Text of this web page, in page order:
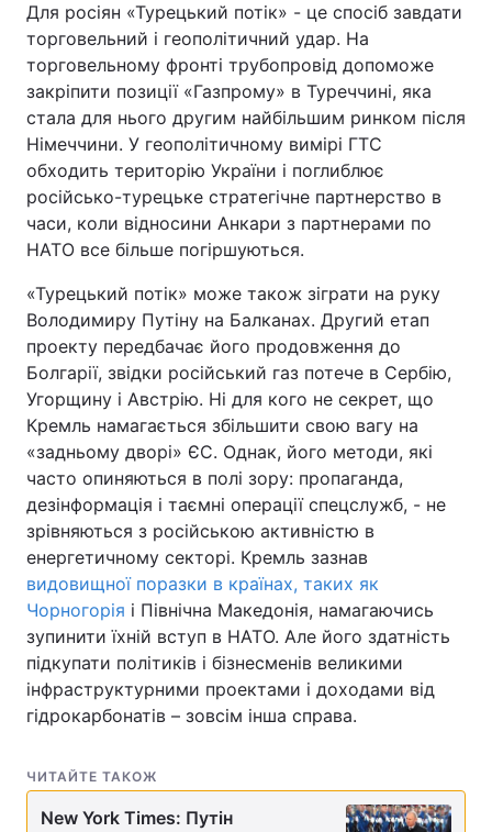
Для росіян «Турецький потік» - це спосіб завдати
торговельний і геополітичний удар. На
торговельному фронті трубопровід допоможе
закріпити позиції «Газпрому» в Туреччині, яка
стала для нього другим найбільшим ринком після
Німеччини. У геополітичному вимірі ГТС
обходить територію України і поглиблює
російсько-турецьке стратегічне партнерство в
часи, коли відносини Анкари з партнерами по
НАТО все більше погіршуються.
«Турецький потік» може також зіграти на руку
Володимиру Путіну на Балканах. Другий етап
проекту передбачає його продовження до
Болгарії, звідки російський газ потече в Сербію,
Угорщину і Австрію. Ні для кого не секрет, що
Кремль намагається збільшити свою вагу на
«задньому дворі» ЄС. Однак, його методи, які
часто опиняються в полі зору: пропаганда,
дезінформація і таємні операції спецслужб, - не
зрівняються з російською активністю в
енергетичному секторі. Кремль зазнав
видовищної поразки в країнах, таких як
Чорногорія і Північна Македонія, намагаючись
зупинити їхній вступ в НАТО. Але його здатність
підкупати політиків і бізнесменів великими
інфраструктурними проектами і доходами від
гідрокарбонатів – зовсім інша справа.
ЧИТАЙТЕ ТАКОЖ
New York Times: Путін